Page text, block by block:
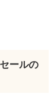
ールの